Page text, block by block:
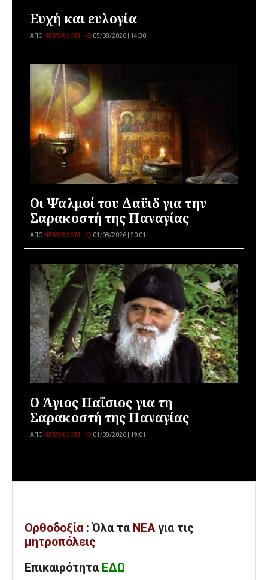
Ευχή και ευλογία
ΑΠΌ NEWSROOM 05/08/2026 | 14:30
Οι Ψαλμοί του Δαϋιδ για την
Σαρακοστή της Παναγίας
ΑΠΌ NEWSROOM 01/08/2026 | 20:01
Ο Άγιος Παΐσιος για τη
Σαρακοστή της Παναγίας
ΑΠΌ NEWSROOM 01/08/2026 | 19:01
Ορθοδοξία : Όλα τα ΝΕΑ για τις
μητροπόλεις
Επικαιρότητα ΕΔΩ